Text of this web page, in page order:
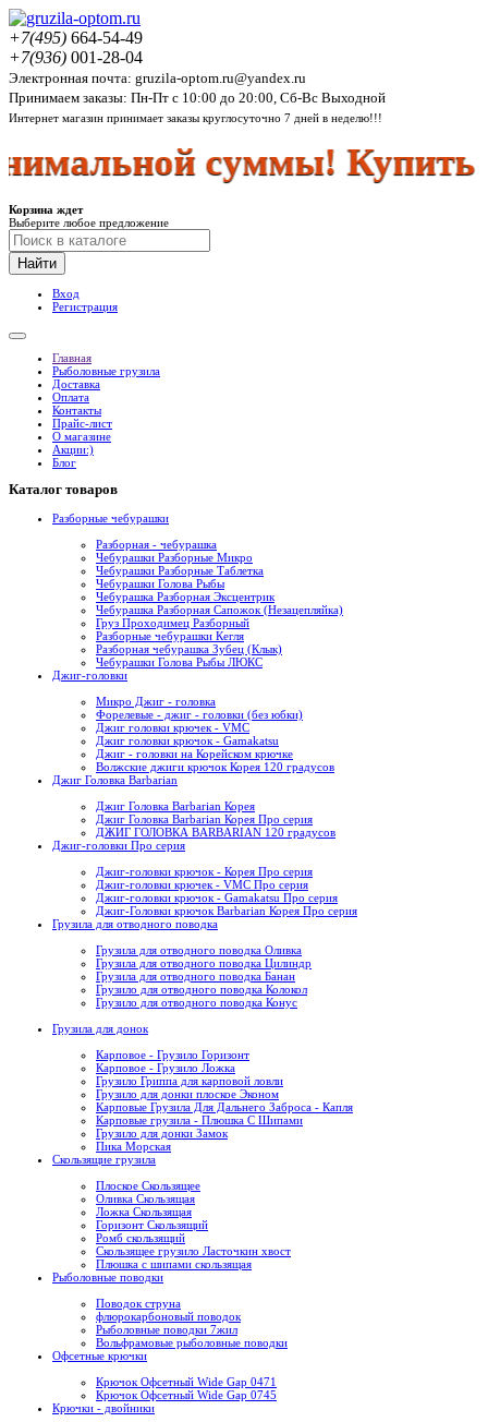
+7(495) 664-54-49
+7(936) 001-28-04
Электронная почта: gruzila-optom.ru@yandex.ru
Принимаем заказы: Пн-Пт с 10:00 до 20:00, Сб-Вс Выходной
Интернет магазин принимает заказы круглосуточно 7 дней в неделю!!!
суммы! Купить
Корзина ждет
Выберите любое предложение
Найти
Вход
Регистрация
Главная
Рыболовные грузила
Доставка
Оплата
Контакты
Прайс-лист
О магазине
Акции:)
Блог
Каталог товаров
Разборные чебурашки
Разборная - чебурашка
Чебурашки Разборные Микро
Чебурашки Разборные Таблетка
Чебурашки Голова Рыбы
Чебурашка Разборная Эксцентрик
Чебурашка Разборная Сапожок (Незацепляйка)
Груз Проходимец Разборный
Разборные чебурашки Кегля
Разборная чебурашка Зубец (Клык)
Чебурашки Голова Рыбы ЛЮКС
Джиг-головки
Микро Джиг - головка
Форелевые - джиг - головки (без юбки)
Джиг головки крючек - VMC
Джиг головки крючок - Gamakatsu
Джиг - головки на Корейском крючке
Волжские джиги крючок Корея 120 градусов
Джиг Головка Barbarian
Джиг Головка Barbarian Корея
Джиг Головка Barbarian Корея Про серия
ДЖИГ ГОЛОВКА BARBARIAN 120 градусов
Джиг-головки Про серия
Джиг-головки крючок - Корея Про серия
Джиг-головки крючек - VMC Про серия
Джиг-головки крючок - Gamakatsu Про серия
Джиг-Головки крючок Barbarian Корея Про серия
Грузила для отводного поводка
Грузила для отводного поводка Оливка
Грузила для отводного поводка Цилиндр
Грузила для отводного поводка Банан
Грузило для отводного поводка Колокол
Грузило для отводного поводка Конус
Грузила для донок
Карповое - Грузило Горизонт
Карповое - Грузило Ложка
Грузило Гриппа для карповой ловли
Грузило для донки плоское Эконом
Карповые Грузила Для Дальнего Заброса - Капля
Карповые грузила - Плюшка С Шипами
Грузило для донки Замок
Пика Морская
Скользящие грузила
Плоское Скользящее
Оливка Скользящая
Ложка Скользящая
Горизонт Скользящий
Ромб скользящий
Скользящее грузило Ласточкин хвост
Плюшка с шипами скользящая
Рыболовные поводки
Поводок струна
флюрокарбоновый поводок
Рыболовные поводки 7жил
Вольфрамовые рыболовные поводки
Офсетные крючки
Крючок Офсетный Wide Gap 0471
Крючок Офсетный Wide Gap 0745
Крючки - двойники